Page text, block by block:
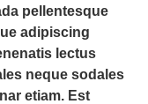
pellentesque
adipiscing
lectus
neque sodales
etiam. Est